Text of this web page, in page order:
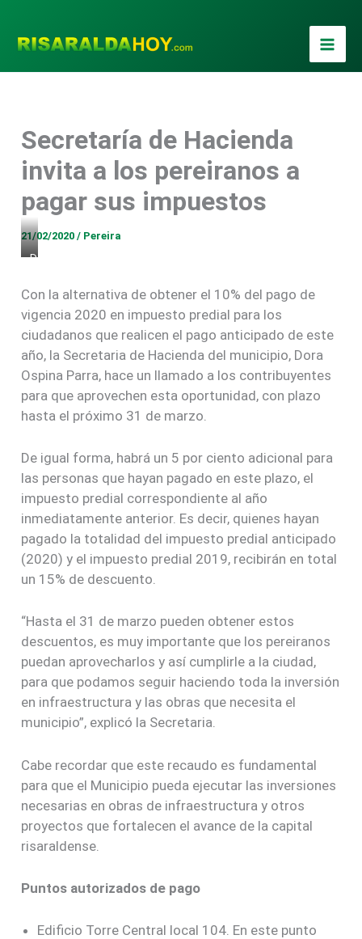
contenido
Secretaría de Hacienda
invita a los pereiranos a
pagar sus impuestos
21/02/2020/ Pereira
D
r
O
s
p
i
a
P
a
/
S
r
e
a
r
i
a
d
H
a
n
d
a
Con la alternativa de obtener el 10% del pago de
vigencia 2020 en impuesto predial para los
ciudadanos que realicen el pago anticipado de este
año, la Secretaria de Hacienda del municipio, Dora
Ospina Parra, hace un llamado a los contribuyentes
para que aprovechen esta oportunidad, con plazo
hasta el próximo 31 de marzo.
De igual forma, habrá un 5 por ciento adicional para
las personas que hayan pagado en este plazo, el
impuesto predial correspondiente al año
inmediatamente anterior. Es decir, quienes hayan
pagado la totalidad del impuesto predial anticipado
(2020) y el impuesto predial 2019, recibirán en total
un 15% de descuento.
“Hasta el 31 de marzo pueden obtener estos
descuentos, es muy importante que los pereiranos
puedan aprovecharlos y así cumplirle a la ciudad,
para que podamos seguir haciendo toda la inversión
en infraestructura y las obras que necesita el
municipio”, explicó la Secretaria.
Cabe recordar que este recaudo es fundamental
para que el Municipio pueda ejecutar las inversiones
necesarias en obras de infraestructura y otros
proyectos que fortalecen el avance de la capital
risaraldense.
Puntos autorizados de pago
Edificio Torre Central local 104. En este punto